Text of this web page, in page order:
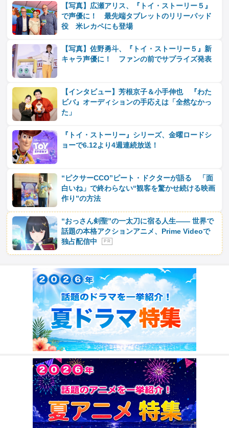
【写真】広瀬アリス、『トイ・ストーリー５』
で声優に！ 最先端タブレットのリリーパッド
役 米レカペにも登場
【写真】佐野勇斗、『トイ・ストーリー５』新
キャラ声優に！ ファンの前でサプライズ発表
【インタビュー】芳根京子＆小手伸也 『わた
ビバ』オーディションの手応えは「全然なかっ
た」
『トイ・ストーリー』シリーズ、金曜ロードシ
ョーで6.12より4週連続放送！
“ピクサーCCO”ピート・ドクターが語る 「面
白いね」で終わらない“観客を驚かせ続ける映画
作り”の方法
“おっさん剣聖”の一太刀に宿る人生―― 世界で
話題の本格アクションアニメ、Prime Videoで
独占配信中
P R